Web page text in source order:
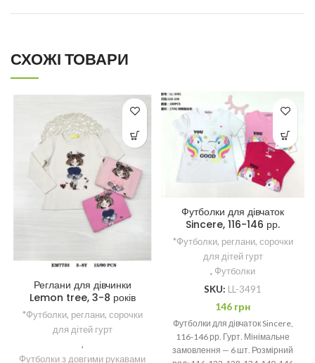
СХОЖІ ТОВАРИ
Реглани для дівчинки
Lemon tree, 3-8 років
*Футболки, реглани, сорочки
для дітей гурт
,
Футболки з довгими рукавами
Футболки для дівчаток
Sincere, 116-146 рр.
*Футболки, реглани, сорочки
для дітей гурт
, Футболки
SKU: LL-3491
146 грн
Футболки для дівчаток Sincere,
116-146 рр. Гурт. Мінімальне
замовлення — 6 шт. Розмірний